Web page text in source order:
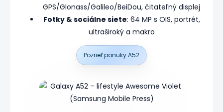
GPS/Glonass/Galileo/BeiDou, čitateľný displej
Fotky & sociálne siete: 64 MP s OIS, portrét,
ultraširoký a makro
Pozrieť ponuky A52